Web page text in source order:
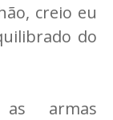
creio eu
do
armas